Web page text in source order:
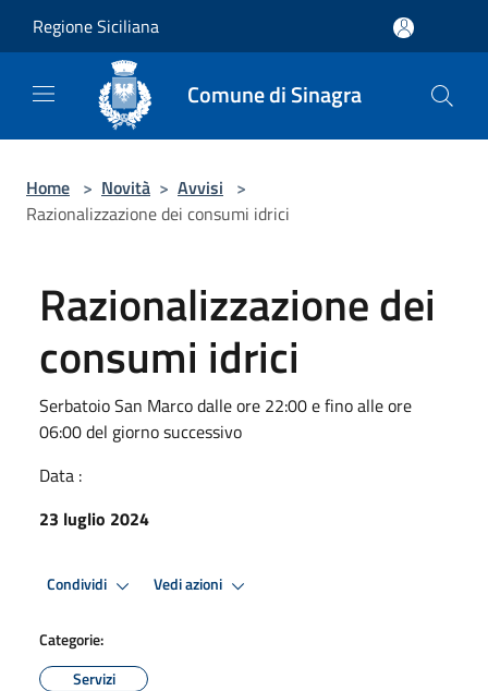
Regione Siciliana
Comune di Sinagra
Home > Novità > Avvisi >
Razionalizzazione dei consumi idrici
Razionalizzazione dei
consumi idrici
Serbatoio San Marco dalle ore 22:00 e fino alle ore
06:00 del giorno successivo
Data :
23 luglio 2024
Condividi Vedi azioni
Categorie:
Servizi